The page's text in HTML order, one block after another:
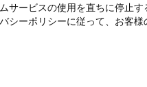
サービスの使用を直ちに停止
ーポリシーに従って、お客様